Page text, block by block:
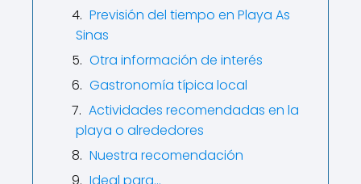
Previsión del tiempo en Playa As
Sinas
Otra información de interés
Gastronomía típica local
Actividades recomendadas en la
playa o alrededores
Nuestra recomendación